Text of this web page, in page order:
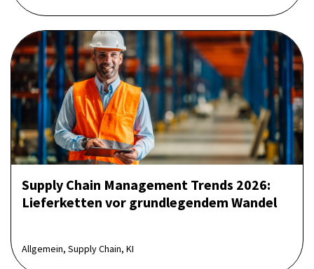
Supply Chain Management Trends 2026:
Lieferketten vor grundlegendem Wandel
Allgemein, Supply Chain, KI